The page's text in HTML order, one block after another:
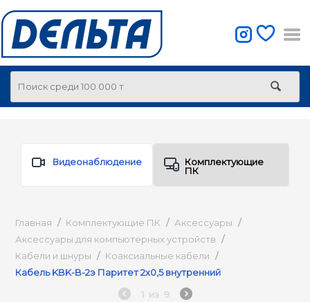
Видеонаблюдение
Комплектующие
ПК
Главная / Комплектующие ПК / Аксессуары /
Аксессуары для компьютерных устройств /
Кабели и шнуры / Коаксиальные кабели /
Кабель KBK-B-2э Паритет 2х0,5 внутренний
1 из 9